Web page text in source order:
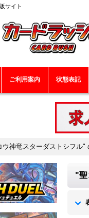
サイト
ご利用案内 状態表記
ウ神竜スターダストシフル"
"聖